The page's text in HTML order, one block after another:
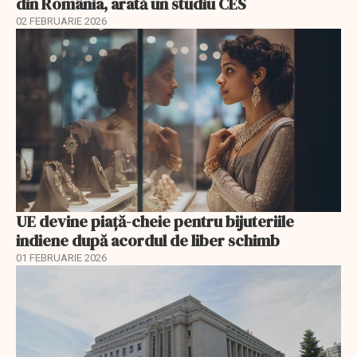
02 FEBRUARIE 2026
UE devine piață-cheie pentru bijuteriile
indiene după acordul de liber schimb
01 FEBRUARIE 2026